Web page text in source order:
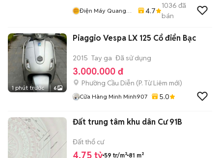
Điện Máy Quang
4.7
1036 đã
bán
1 phút trước 6
Piaggio Vespa LX 125 Cổ điển Bạc
2015 Tay ga Đã sử dụng
3.000.000 đ
Phường Cầu Diễn (P. Từ Liêm mới)
Cửa Hàng Minh Minh907 5.0
Đất trung tâm khu dân Cư 91B
Đất thổ cư
4,75 tỷ 59 tr/m² 81 m²